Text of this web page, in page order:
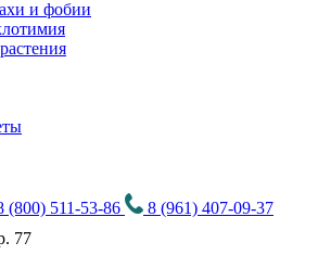
и фобии
(800) 511-53-86
8 (961) 407-09-37
77